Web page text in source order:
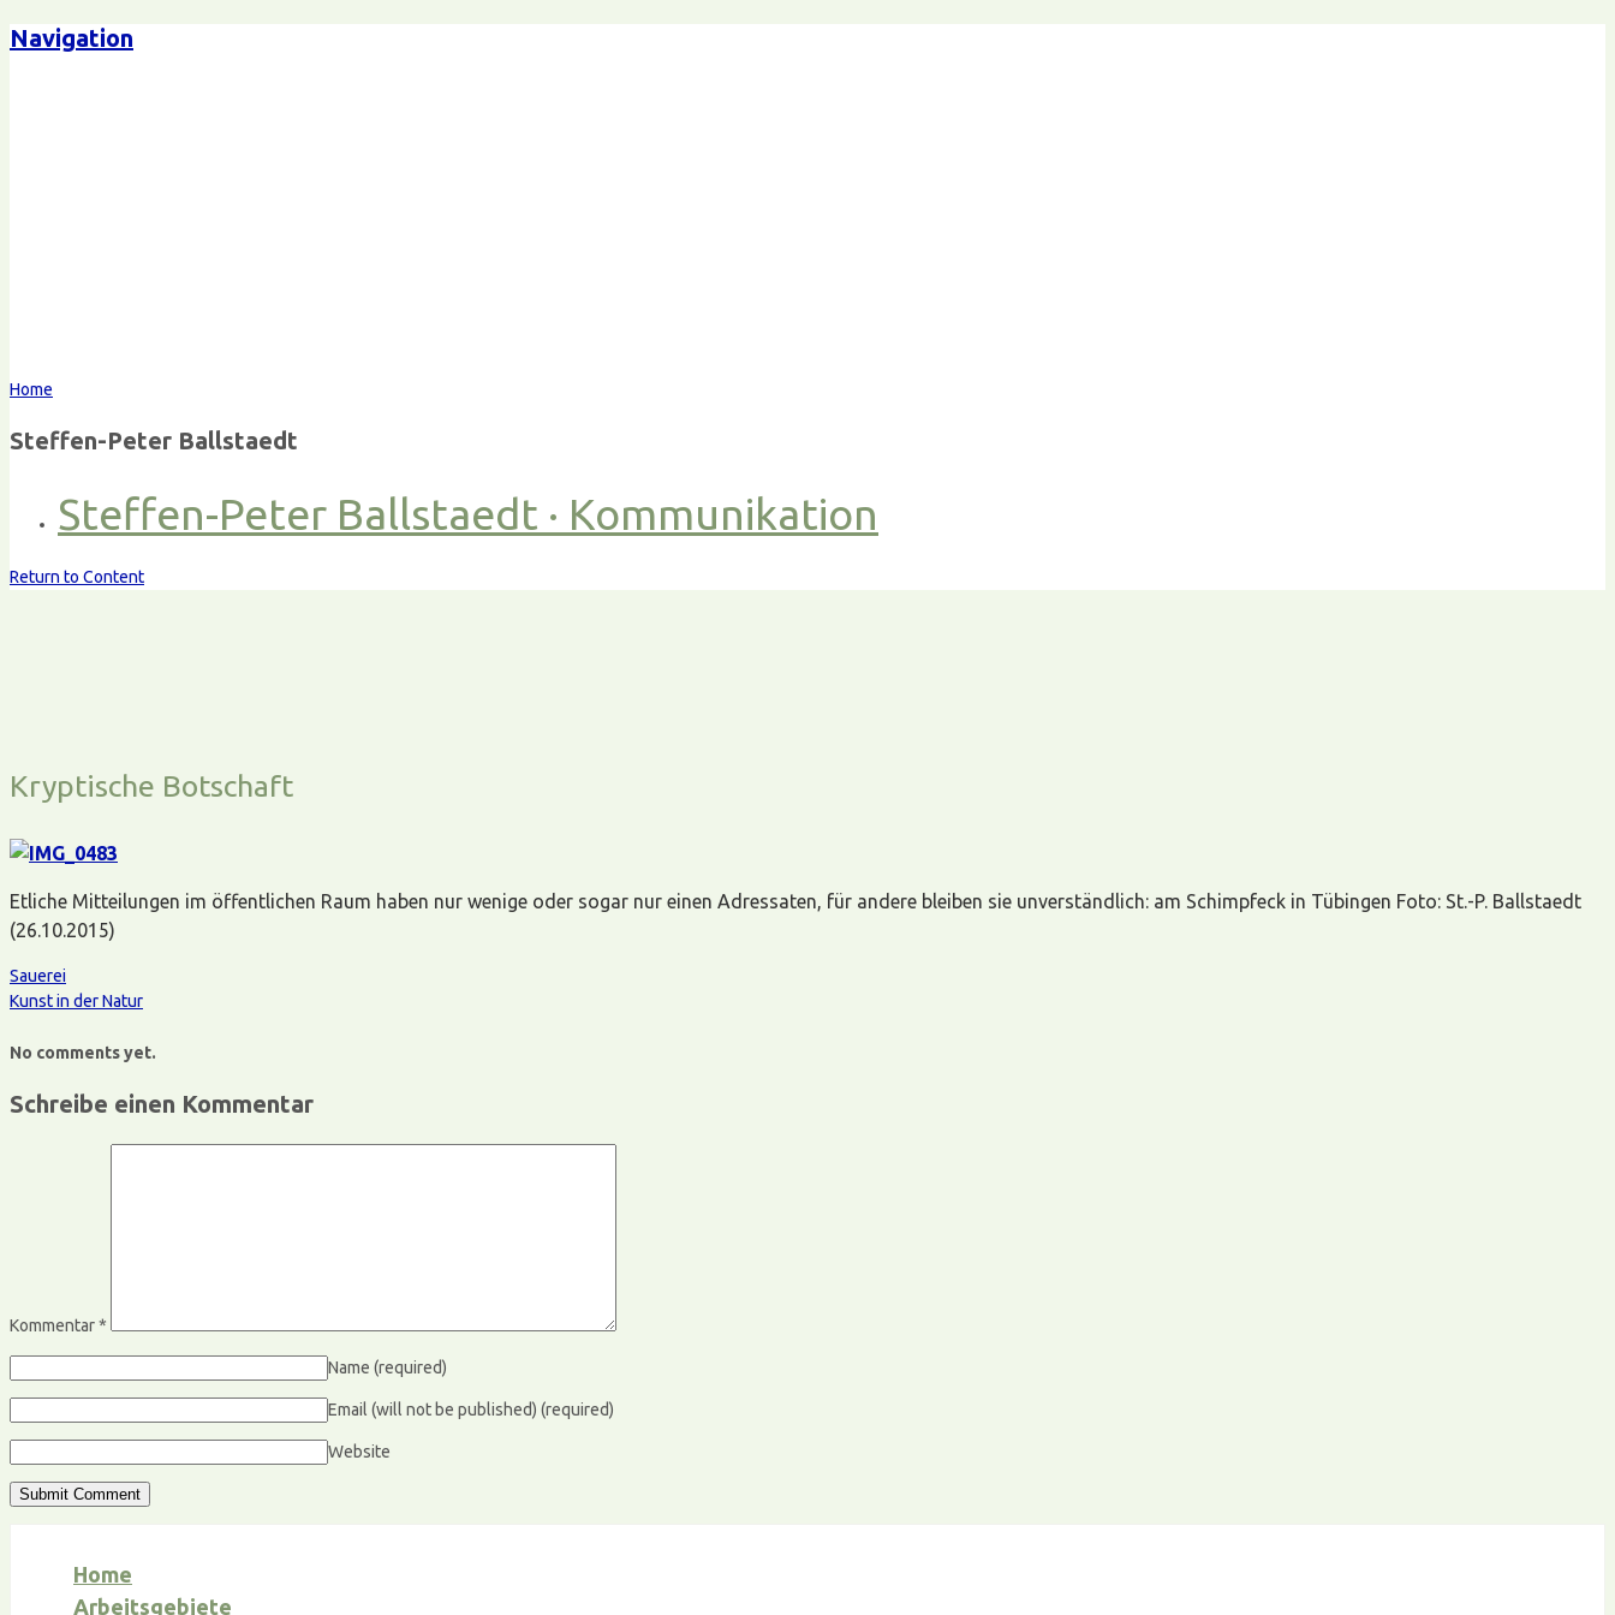
Navigation
Home
Steffen-Peter Ballstaedt
Steffen-Peter Ballstaedt · Kommunikation
Return to Content
Kryptische Botschaft
Etliche Mitteilungen im öffentlichen Raum haben nur wenige oder sogar nur einen Adressaten, für andere bleiben sie unverständlich: am Schimpfeck in Tübingen Foto: St.-P. Ballstaedt
(26.10.2015)
Sauerei
Kunst in der Natur
No comments yet.
Schreibe einen Kommentar
Kommentar*
Name (required)
Email (will not be published) (required)
Website
Home
Arbeitsgebiete